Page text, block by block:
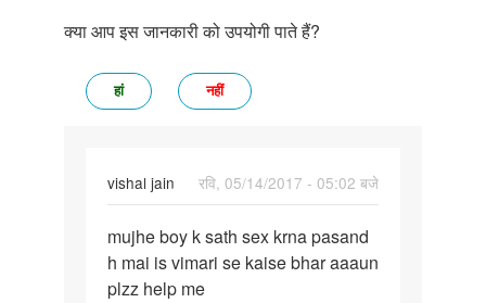
क्या आप इस जानकारी को उपयोगी पाते हैं?
हां नहीं
vishal jain
रवि, 05/14/2017 - 05:02 बजे
mujhe
boy
k
mujhe boy k sath sex krna pasand
h mai is vimari se kaise bhar aaaun
plzz help me